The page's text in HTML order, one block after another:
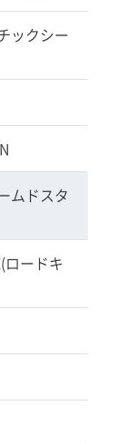
ックシー
ムドスタ
ロードキ